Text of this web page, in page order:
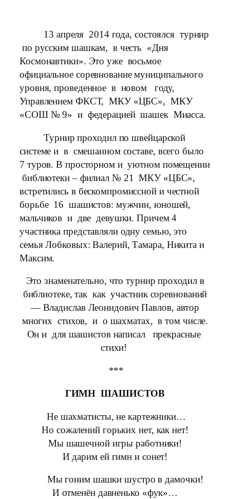
13 апреля 2014 года, состоялся турнир
по русским шашкам, в честь «Дня
Космонавтики». Это уже восьмое
официальное соревнование муниципального
уровня, проведенное в новом году,
Управлением ФКСТ, МКУ «ЦБС», МКУ
«СОШ № 9» и федерацией шашек Миасса.
Турнир проходил по швейцарской
системе и в смешанном составе, всего было
7 туров. В просторном и уютном помещении
библиотеки – филиал № 21 МКУ «ЦБС»,
встретились в бескомпромиссной и честной
борьбе 16 шашистов: мужчин, юношей,
мальчиков и две девушки. Причем 4
участника представляли одну семью, это
семья Лобковых: Валерий, Тамара, Никита и
Максим.
Это знаменательно, что турнир проходил в
библиотеке, так как участник соревнований
— Владислав Леонидович Павлов, автор
многих стихов, и о шахматах, в том числе.
Он и для шашистов написал прекрасные
стихи!
***
ГИМН ШАШИСТОВ
Не шахматисты, не картежники…
Но сожалений горьких нет, как нет!
Мы шашечной игры работники!
И дарим ей гимн и сонет!
Мы гоним шашки шустро в дамочки!
И отменён давненько «фук»…